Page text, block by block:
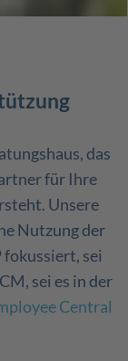
das
für Ihre
Unsere
Nutzung der
sei
sei es in der
Central